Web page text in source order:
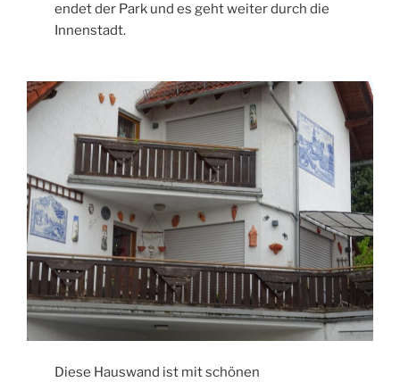
endet der Park und es geht weiter durch die
Innenstadt.
Diese Hauswand ist mit schönen